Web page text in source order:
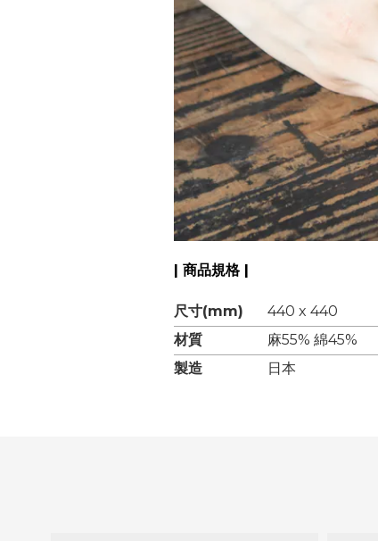
| 商品規格 |
尺寸(mm)
440 x 440
材質
麻55% 綿45%
製造
日本